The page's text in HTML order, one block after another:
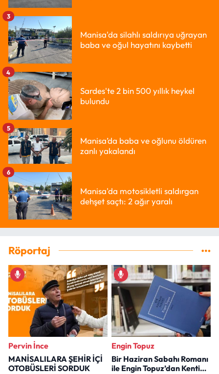
Manisa'da silahlı saldırıya uğrayan
baba ve oğul hayatını kaybetti
3
Sardes'te 2 bin 500 yıllık heykel
bulundu
4
Manisa’da baba ve oğlunu öldüren
zanlı yakalandı
5
Manisa'da motosikletli saldırgan
dehşet saçtı: 2 ağır yaralı
6
Röportaj
Pervin İnce
MANİSALILARA ŞEHİR İÇİ
OTOBÜSLERİ SORDUK
Engin Topuz
Bir Haziran Sabahı Romanı
ile Engin Topuz’dan Kenti